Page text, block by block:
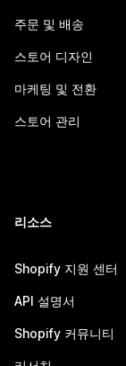
주문 및 배송
스토어 디자인
마케팅 및 전환
스토어 관리
리소스
Shopify 지원 센터
API 설명서
Shopify 커뮤니티